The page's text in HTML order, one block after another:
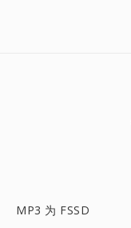
MP3 为 FSSD